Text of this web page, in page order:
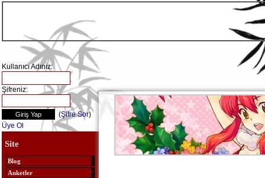
Kullanıcı Adınız:
Şifreniz:
(Şifre Sor)
Üye Ol
Site
Blog
Anketler